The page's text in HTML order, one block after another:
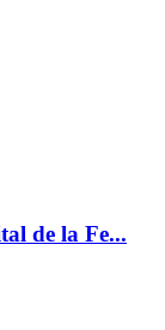
de la Fe...